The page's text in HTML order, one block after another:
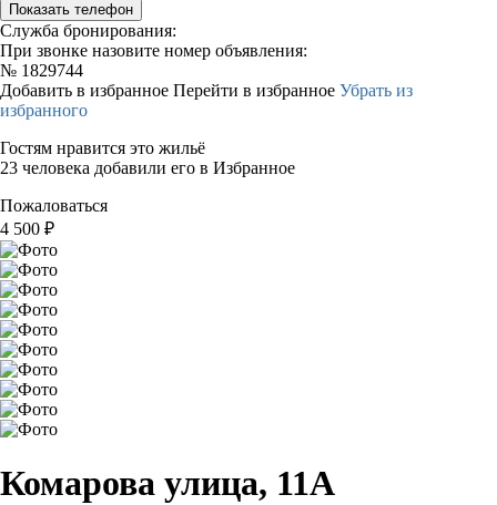
Показать телефон
Служба бронирования:
При звонке назовите номер объявления:
№ 1829744
Добавить в избранное Перейти в избранное Убрать из
избранного
Гостям нравится это жильё
23 человека добавили его в Избранное
Пожаловаться
4 500 ₽
Комарова улица, 11А